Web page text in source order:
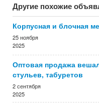
Другие похожие
Корпусная и блочная
25 ноября
2025
Оптовая продажа
стульев, табуретов
2 сентября
2025